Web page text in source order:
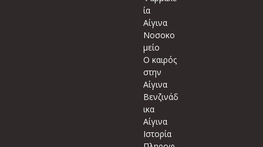
ία
Αίγινα
Νοσοκο
μείο
Ο καιρός
στην
Αίγινα
Βενζινάδ
ικα
Αίγινα
Ιστορία